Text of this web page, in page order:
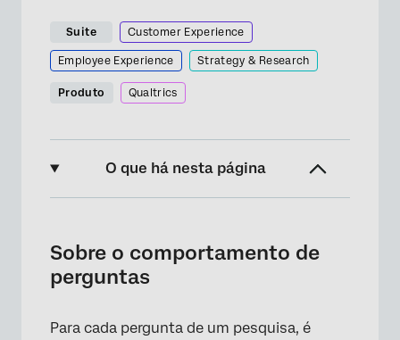
Suite Customer Experience
Employee Experience Strategy & Research
Produto Qualtrics
O que há nesta página
Comportamento da pergunta disponível
Adição e remoção de notas
tipos de projeto
Sobre o comportamento de
perguntas
Para cada pergunta de um pesquisa, é